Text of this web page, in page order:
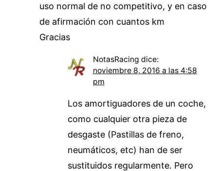
uso normal de no competitivo, y en caso
de afirmación con cuantos km
Gracias
NotasRacing dice:
noviembre 8, 2016 a las 4:58
pm
Los amortiguadores de un coche,
como cualquier otra pieza de
desgaste (Pastillas de freno,
neumáticos, etc) han de ser
sustituidos regularmente. Pero